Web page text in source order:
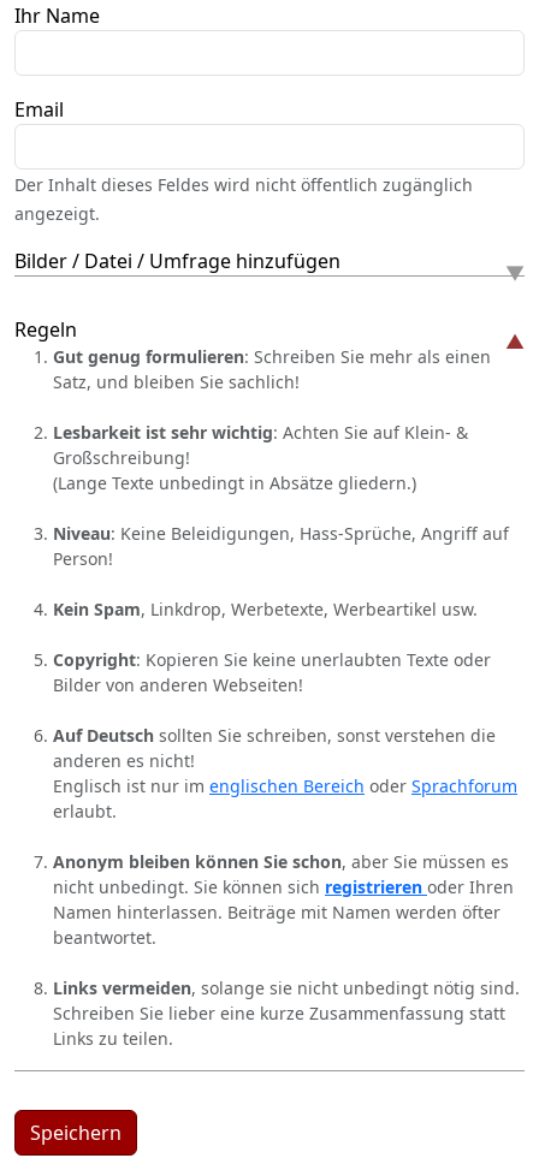
Ihr Name
Email
Der Inhalt dieses Feldes wird nicht öffentlich zugänglich
angezeigt.
Bilder / Datei / Umfrage hinzufügen
Regeln
Gut genug formulieren: Schreiben Sie mehr als einen
Satz, und bleiben Sie sachlich!
Lesbarkeit ist sehr wichtig: Achten Sie auf Klein- &
Großschreibung!
(Lange Texte unbedingt in Absätze gliedern.)
Niveau: Keine Beleidigungen, Hass-Sprüche, Angriff auf
Person!
Kein Spam, Linkdrop, Werbetexte, Werbeartikel usw.
Copyright: Kopieren Sie keine unerlaubten Texte oder
Bilder von anderen Webseiten!
Auf Deutsch sollten Sie schreiben, sonst verstehen die
anderen es nicht!
Englisch ist nur im englischen Bereich oder Sprachforum
erlaubt.
Anonym bleiben können Sie schon, aber Sie müssen es
nicht unbedingt. Sie können sich registrieren oder Ihren
Namen hinterlassen. Beiträge mit Namen werden öfter
beantwortet.
Links vermeiden, solange sie nicht unbedingt nötig sind.
Schreiben Sie lieber eine kurze Zusammenfassung statt
Links zu teilen.
Speichern